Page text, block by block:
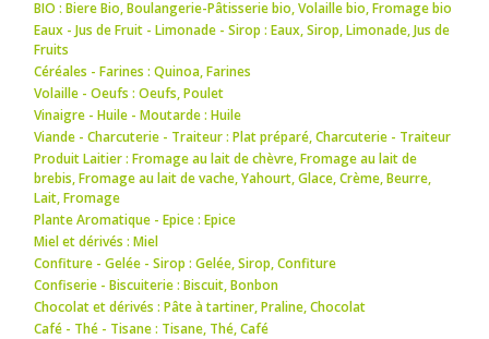
BIO : Biere Bio,Boulangerie-Pâtisserie bio,Volaille bio,Fromage bio
Eaux - Jus de Fruit - Limonade - Sirop : Eaux,Sirop,Limonade,Jus de
Fruits
Céréales - Farines : Quinoa,Farines
Volaille - Oeufs : Oeufs,Poulet
Vinaigre - Huile - Moutarde : Huile
Viande - Charcuterie - Traiteur : Plat préparé,Charcuterie - Traiteur
Produit Laitier : Fromage au lait de chèvre,Fromage au lait de
brebis,Fromage au lait de vache,Yahourt,Glace,Crème,Beurre,
Lait,Fromage
Plante Aromatique - Epice : Epice
Miel et dérivés : Miel
Confiture - Gelée - Sirop : Gelée,Sirop,Confiture
Confiserie - Biscuiterie : Biscuit,Bonbon
Chocolat et dérivés : Pâte à tartiner,Praline,Chocolat
Café - Thé - Tisane : Tisane, Thé,Café